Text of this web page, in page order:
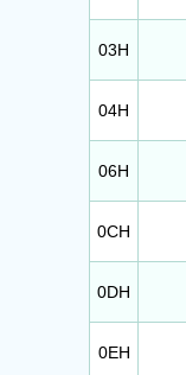
03H
04H
06H
0CH
0DH
0EH